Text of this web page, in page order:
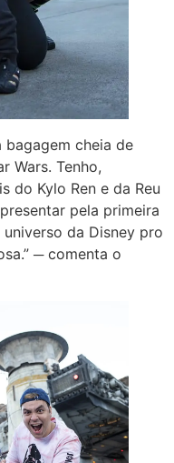
bagagem cheia de
Wars. Tenho,
do Kylo Ren e da Reu
pela primeira
da Disney pro
─ comenta o